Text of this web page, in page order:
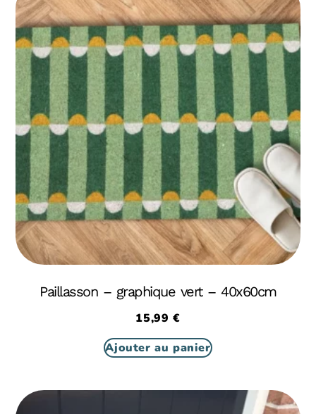
Paillasson – graphique vert – 40x60cm
15,99 €
Ajouter au panier